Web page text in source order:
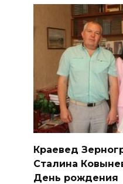
Краевед
Сталина
День рождения